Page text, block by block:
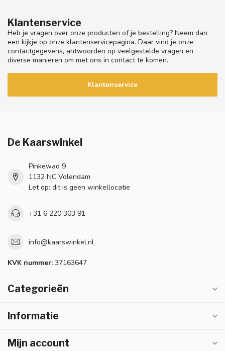
Klantenservice
Heb je vragen over onze producten of je bestelling? Neem dan
een kijkje op onze klantenservicepagina. Daar vind je onze
contactgegevens, antwoorden op veelgestelde vragen en
diverse manieren om met ons in contact te komen.
Klantenservice
De Kaarswinkel
Pinkewad 9
1132 NC Volendam
Let op: dit is geen winkellocatie
+31 6 220 303 91
info@kaarswinkel.nl
KVK nummer: 37163647
Categorieën
Informatie
Mijn account